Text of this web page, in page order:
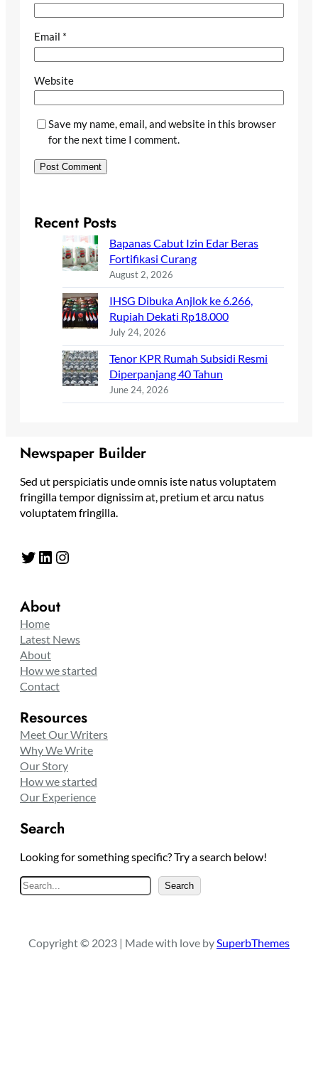
Email *
Website
Save my name, email, and website in this browser
for the next time I comment.
Recent Posts
Bapanas Cabut Izin Edar Beras
Fortifikasi Curang
August 2, 2026
IHSG Dibuka Anjlok ke 6.266,
Rupiah Dekati Rp18.000
July 24, 2026
Tenor KPR Rumah Subsidi Resmi
Diperpanjang 40 Tahun
June 24, 2026
Newspaper Builder
Sed ut perspiciatis unde omnis iste natus voluptatem
fringilla tempor dignissim at, pretium et arcu natus
voluptatem fringilla.
Twitter LinkedIn Instagram
About
Home
Latest News
About
How we started
Contact
Resources
Meet Our Writers
Why We Write
Our Story
How we started
Our Experience
Search
Looking for something specific? Try a search below!
S
e
c
Search
Copyright © 2023 | Made with love bySuperbThemes